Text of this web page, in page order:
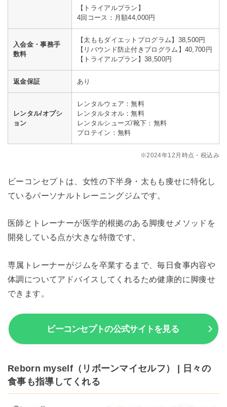
【トライアルプラン】
4回コース：月額44,000円
入会金・事務手
数料
【太ももダイエットプログラム】38,500円
【リバウンド防止付きプログラム】40,700円
【トライアルプラン】38,500円
返金保証 あり
レンタル/オプシ
ョン
レンタルウェア：無料
レンタルタオル：無料
レンタルシューズ/靴下：無料
プロテイン：無料
※2024年12月時点・税込み
ビーコンセプトは、女性の下半身・太もも痩せに特化し
ているパーソナルトレーニングジムです。
医師とトレーナーが医学的根拠のある脚痩せメソッドを
開発している点が大きな特徴です。
専属トレーナーがジムを卒業するまで、毎日食事内容や
体調についてアドバイスしてくれるため健康的に脚痩せ
できます。
ビーコンセプトの公式サイトを見る
Reborn myself（リボーンマイセルフ） | 日々の
食事も指導してくれる